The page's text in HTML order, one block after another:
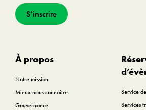
S’inscrire
À propos
Notre mission
Mieux nous connaitre
Gouvernance
Service
Services